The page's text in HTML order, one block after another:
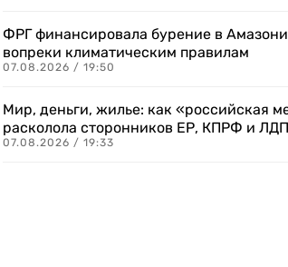
ФРГ финансировала бурение в
вопреки климатическим правилам
07.08.2026 / 19:50
Мир, деньги, жилье: как «российская
расколола сторонников ЕР, КПРФ и
07.08.2026 / 19:33